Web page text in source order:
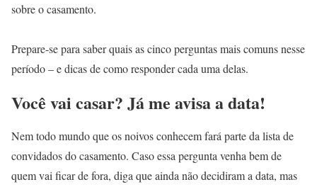
sobre o casamento.
Prepare-se para saber quais as cinco perguntas mais comuns nesse
período – e dicas de como responder cada uma delas.
Você vai casar? Já me avisa a data!
Nem todo mundo que os noivos conhecem fará parte da lista de
convidados do casamento. Caso essa pergunta venha bem de
quem vai ficar de fora, diga que ainda não decidiram a data, mas